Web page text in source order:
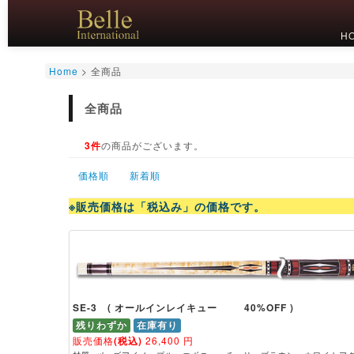
Home > 全商品
全商品
3件の商品がございます。
価格順 新着順
※販売価格は「税込み」の価格です。
SE-3 ( オールインレイキュー 40%OFF )
残りわずか
在庫有り
販売価格(税込) 26,400 円